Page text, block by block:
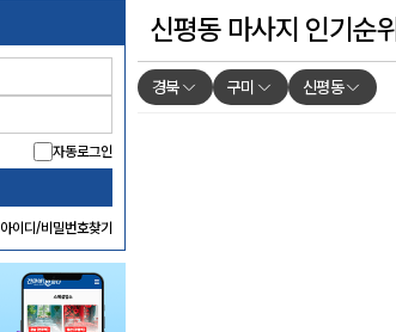
자동로그인
아이디/비밀번호찾기
신평동 마사지 인기순위
경북 구미 신평동